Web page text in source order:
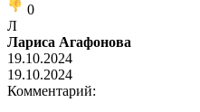
0
Л
Лариса Агафонова
19.10.2024
19.10.2024
Комментарий: